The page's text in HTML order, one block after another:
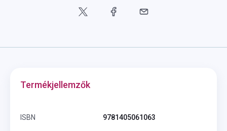
Termékjellemzők
ISBN 9781405061063